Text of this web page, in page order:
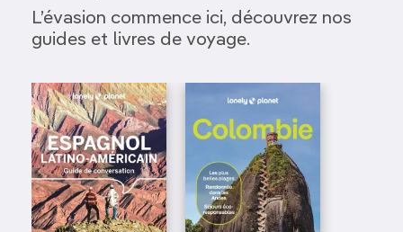
L’évasion commence ici, découvrez nos
guides et livres de voyage.